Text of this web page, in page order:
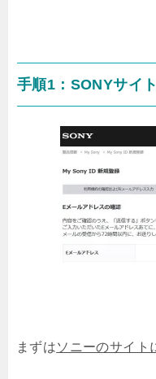
手順1：SONYサイ
まずはソニーのサイト